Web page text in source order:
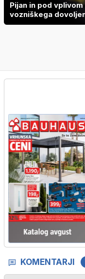
Pijan in pod
vozniškega
KOMENTARJI